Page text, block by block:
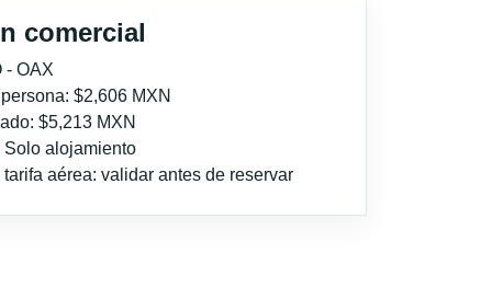
comercial
- OAX
$2,606 MXN
$5,213 MXN
Solo alojamiento
aérea: validar antes de reservar